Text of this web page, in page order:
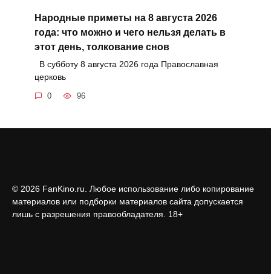
Народные приметы на 8 августа 2026
года: что можно и чего нельзя делать в
этот день, толкование снов
В субботу 8 августа 2026 года Православная
церковь
0 96
© 2026 FanKino.ru. Любое использование либо копирование
материалов или подборки материалов сайта допускается
лишь с разрешения правообладателя. 18+